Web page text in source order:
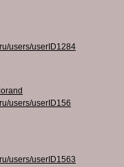
users/userID1284
users/userID156
users/userID1563